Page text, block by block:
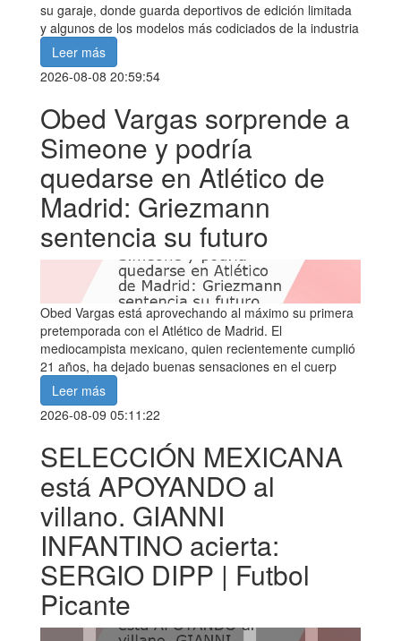
su garaje, donde guarda deportivos de edición limitada
y algunos de los modelos más codiciados de la industria
Leer más
2026-08-08 20:59:54
Obed Vargas sorprende a
Simeone y podría
quedarse en Atlético de
Madrid: Griezmann
sentencia su futuro
Obed Vargas está aprovechando al máximo su primera
pretemporada con el Atlético de Madrid. El
mediocampista mexicano, quien recientemente cumplió
21 años, ha dejado buenas sensaciones en el cuerp
Leer más
2026-08-09 05:11:22
SELECCIÓN MEXICANA
está APOYANDO al
villano. GIANNI
INFANTINO acierta:
SERGIO DIPP | Futbol
Picante